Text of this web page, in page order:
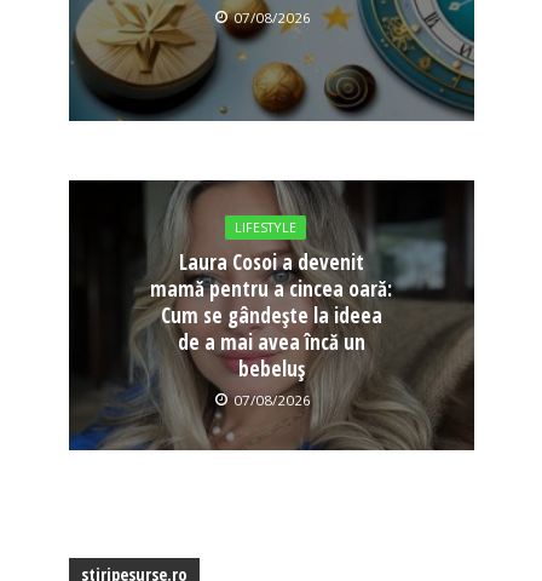
07/08/2026
LIFESTYLE
Laura Cosoi a devenit
mamă pentru a cincea oară:
Cum se gândește la ideea
de a mai avea încă un
bebeluș
07/08/2026
stiripesurse.ro